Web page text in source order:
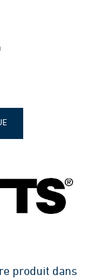
produit dans